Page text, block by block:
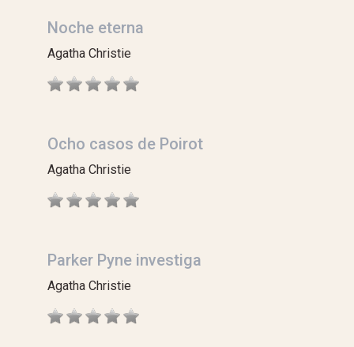
Noche eterna
Agatha Christie
Ocho casos de Poirot
Agatha Christie
Parker Pyne investiga
Agatha Christie